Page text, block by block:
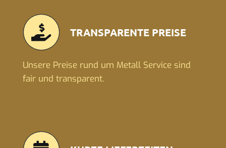
TRANSPARENTE PREISE
Unsere Preise rund um Metall Service sind
fair und transparent.